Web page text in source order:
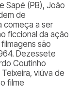
Sapé (PB), João
de
começa a ser
ficcional da ação
são
Dezessete
Coutinho
viúva de
filme